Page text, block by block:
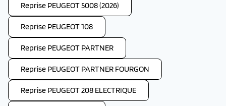
Reprise PEUGEOT 5008 (2026)
Reprise PEUGEOT 108
Reprise PEUGEOT PARTNER
Reprise PEUGEOT PARTNER FOURGON
Reprise PEUGEOT 208 ELECTRIQUE